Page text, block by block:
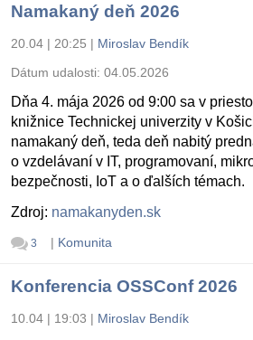
Namakaný deň 2026
20.04 | 20:25 | Miroslav Bendík
Dátum udalosti: 04.05.2026
Dňa 4. mája 2026 od 9:00 sa v
knižnice Technickej univerzity v
namakaný deň, teda deň nabitý
o vzdelávaní v IT, programovaní,
bezpečnosti, IoT a o ďalších témach.
Zdroj: namakanyden.sk
3 | Komunita
Konferencia OSSConf 2026
10.04 | 19:03 | Miroslav Bendík